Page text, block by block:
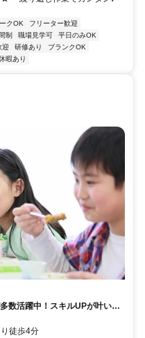
クOK
フリーター歓迎
制 職場見学可
平日のみOK
迎 研修あり
ブランクOK
暇あり
数活躍中！スキルUPが叶いま
徒歩4分